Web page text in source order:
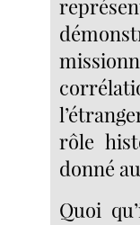
rôle
donné
Quoi